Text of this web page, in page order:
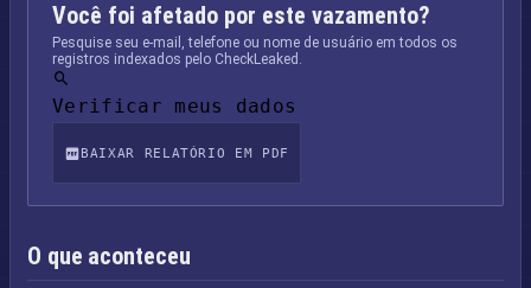
Você foi afetado por este vazamento?
Pesquise seu e-mail, telefone ou nome de usuário em todos os
registros indexados pelo CheckLeaked.
Verificar meus dados
BAIXAR RELATÓRIO EM PDF
O que aconteceu